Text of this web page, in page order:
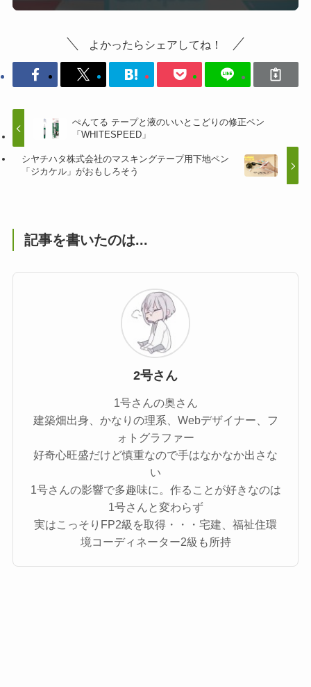
よかったらシェアしてね！
ぺんてる テープと液のいいとこどりの修正ペン
「WHITESPEED」
シヤチハタ株式会社のマスキングテープ用下地ペン
「ジカケル」がおもしろそう
記事を書いたのは...
2号さん
1号さんの奥さん
建築畑出身、かなりの理系、Webデザイナー、フ
ォトグラファー
好奇心旺盛だけど慎重なので手はなかなか出さな
い
1号さんの影響で多趣味に。作ることが好きなのは
1号さんと変わらず
実はこっそりFP2級を取得・・・宅建、福祉住環
境コーディネーター2級も所持